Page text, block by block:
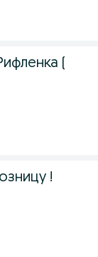
(
!